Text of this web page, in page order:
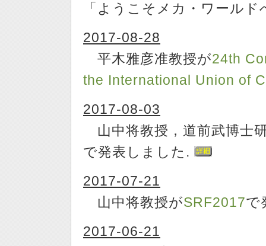
「ようこそメカ・ワール
2017-08-28
平木雅彦准教授が24th
the International Union of
2017-08-03
山中将教授，道前武博士
で発表しました.
2017-07-21
山中将教授がSRF2017で
2017-06-21